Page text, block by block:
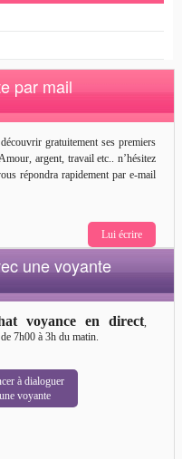
par mail
gratuitement ses premiers
argent, travail etc.. n’hésitez
répondra rapidement par e-mail
Lui écrire
une voyante
voyance en direct,
7h00 à 3h du matin.
à dialoguer
voyante